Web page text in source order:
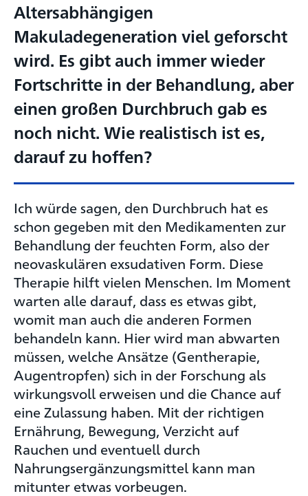
Altersabhängigen
Makuladegeneration viel geforscht
wird. Es gibt auch immer wieder
Fortschritte in der Behandlung, aber
einen großen Durchbruch gab es
noch nicht. Wie realistisch ist es,
darauf zu hoffen?
Ich würde sagen, den Durchbruch hat es
schon gegeben mit den Medikamenten zur
Behandlung der feuchten Form, also der
neovaskulären exsudativen Form. Diese
Therapie hilft vielen Menschen. Im Moment
warten alle darauf, dass es etwas gibt,
womit man auch die anderen Formen
behandeln kann. Hier wird man abwarten
müssen, welche Ansätze (Gentherapie,
Augentropfen) sich in der Forschung als
wirkungsvoll erweisen und die Chance auf
eine Zulassung haben. Mit der richtigen
Ernährung, Bewegung, Verzicht auf
Rauchen und eventuell durch
Nahrungsergänzungsmittel kann man
mitunter etwas vorbeugen.